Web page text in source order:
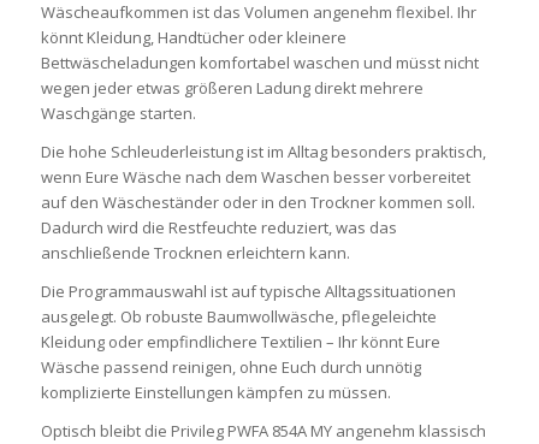
Wäscheaufkommen ist das Volumen angenehm flexibel. Ihr
könnt Kleidung, Handtücher oder kleinere
Bettwäscheladungen komfortabel waschen und müsst nicht
wegen jeder etwas größeren Ladung direkt mehrere
Waschgänge starten.
Die hohe Schleuderleistung ist im Alltag besonders praktisch,
wenn Eure Wäsche nach dem Waschen besser vorbereitet
auf den Wäscheständer oder in den Trockner kommen soll.
Dadurch wird die Restfeuchte reduziert, was das
anschließende Trocknen erleichtern kann.
Die Programmauswahl ist auf typische Alltagssituationen
ausgelegt. Ob robuste Baumwollwäsche, pflegeleichte
Kleidung oder empfindlichere Textilien – Ihr könnt Eure
Wäsche passend reinigen, ohne Euch durch unnötig
komplizierte Einstellungen kämpfen zu müssen.
Optisch bleibt die Privileg PWFA 854A MY angenehm klassisch